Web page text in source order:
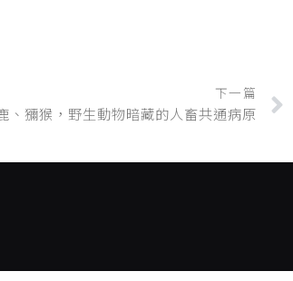
下一篇
、獼猴，野生動物暗藏的人畜共通病原